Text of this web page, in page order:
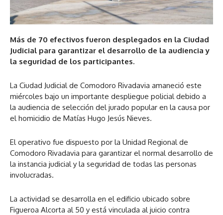
Más de 70 efectivos fueron desplegados en la Ciudad
Judicial para garantizar el desarrollo de la audiencia y
la seguridad de los participantes.
La Ciudad Judicial de Comodoro Rivadavia amaneció este
miércoles bajo un importante despliegue policial debido a
la audiencia de selección del jurado popular en la causa por
el homicidio de Matías Hugo Jesús Nieves.
El operativo fue dispuesto por la Unidad Regional de
Comodoro Rivadavia para garantizar el normal desarrollo de
la instancia judicial y la seguridad de todas las personas
involucradas.
La actividad se desarrolla en el edificio ubicado sobre
Figueroa Alcorta al 50 y está vinculada al juicio contra